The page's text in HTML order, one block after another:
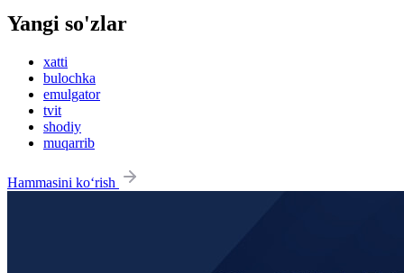
Yangi so'zlar
xatti
bulochka
emulgator
tvit
shodiy
muqarrib
Hammasini ko‘rish